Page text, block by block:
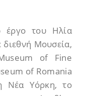
έργο του Ηλία
διεθνή Μουσεία,
of Fine
of Romania
Νέα Υόρκη, το